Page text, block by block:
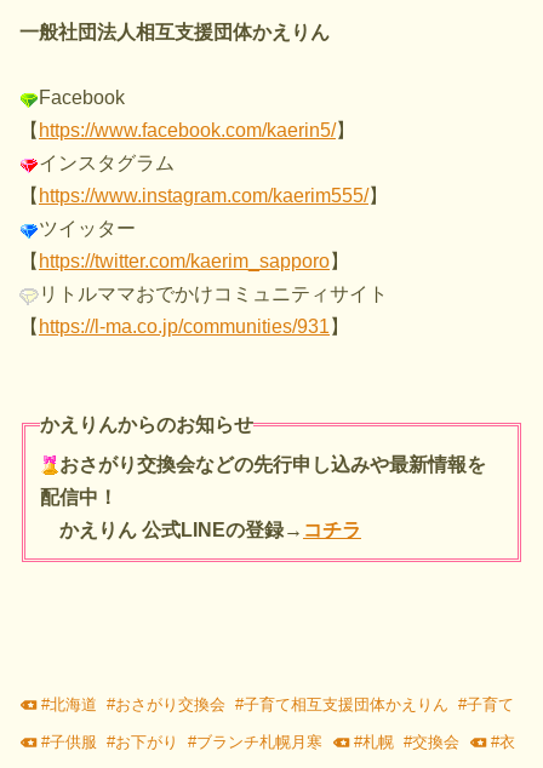
一般社団法人相互支援団体かえりん
Facebook
【 https://www.facebook.com/kaerin5/】
インスタグラム
【 https://www.instagram.com/kaerim555/】
ツイッター
【 https://twitter.com/kaerim_sapporo】
リトルママおでかけコミュニティサイト
【 https://l-ma.co.jp/communities/931 】
かえりんからのお知らせ
おさがり交換会などの先行申し込みや最新情報を
配信中！
かえりん 公式LINEの登録→ コチラ
#北海道 #おさがり交換会 #子育て相互支援団体かえりん #子育て
#子供服 #お下がり #ブランチ札幌月寒 #札幌 #交換会 #衣